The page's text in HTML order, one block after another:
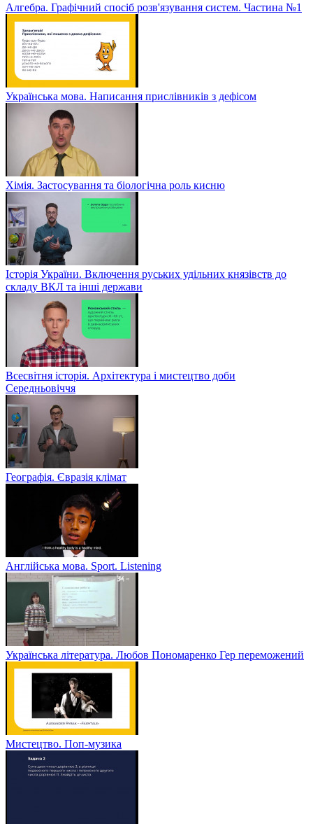
Алгебра. Графічний спосіб розв'язування систем. Частина №1
Українська мова. Написання прислівників з дефісом
Хімія. Застосування та біологічна роль кисню
Історія України. Включення руських удільних князівств до
складу ВКЛ та інші держави
Всесвітня історія. Архітектура і мистецтво доби
Середньовіччя
Географія. Євразія клімат
Англійська мова. Sport. Listening
Українська література. Любов Пономаренко Гер переможений
Мистецтво. Поп-музика